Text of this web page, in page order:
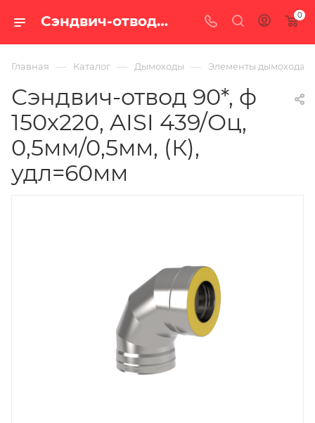
Сэндвич-отвод 90*, ф 150х220, AISI 439/Оц, 0,5мм/0,5мм, (К), удл=60мм — купить в Екатеринбурге по цене 2 898 руб. в интернет-магазине «100 печей.ру» 0
Главная — Каталог — Дымоходы — Элементы дымохода
Сэндвич-отвод 90*, ф
150х220, AISI 439/Оц,
0,5мм/0,5мм, (К),
удл=60мм